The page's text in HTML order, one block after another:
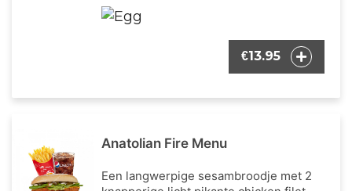
wrap dressing. Inclusief een portie
Franse frietjes en een frisdrank naar
€13.95
Anatolian Fire Menu
Een langwerpige sesambroodje met 2